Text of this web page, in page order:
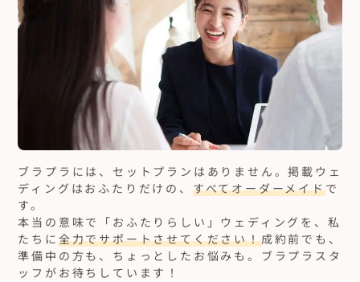
ブラプラには、セットプランはありません。掲載ウェ
ディングはおふたりだけの、 すべてオーダーメイドで
す。
本当の意味で「おふたりらしい」ウェディングを、私
たちに 全力でサポートさせてください！成約前でも、
準備中の方も、ちょっとしたお悩みも。ブラプラスタ
ッフがお待ちしています！